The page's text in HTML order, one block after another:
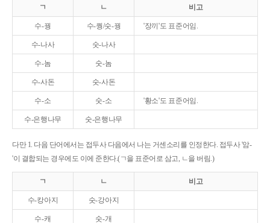
ㄱ ㄴ 비고
수-꿩 수-퀑/숫-꿩 '장끼'도 표준어임.
수-나사 숫-나사
수-놈 숫-놈
수-사돈 숫-사돈
수-소 숫-소 '황소'도 표준어임.
수-은행나무 숫-은행나무
다만 1. 다음 단어에서는 접두사 다음에서 나는 거센소리를 인정한다. 접두사 '암-
'이 결합되는 경우에도 이에 준한다.(ㄱ을 표준어로 삼고, ㄴ을 버림.)
ㄱ ㄴ 비고
수-캉아지 숫-강아지
수-캐 숫-개